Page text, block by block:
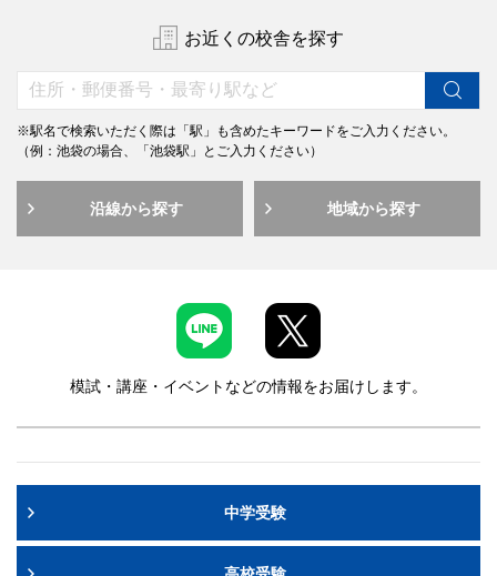
お近くの校舎を探す
※駅名で検索いただく際は「駅」も含めたキーワードをご入力ください。
（例：池袋の場合、「池袋駅」とご入力ください）
沿線から探す 地域から探す
模試・講座・イベントなどの情報をお届けします。
中学受験